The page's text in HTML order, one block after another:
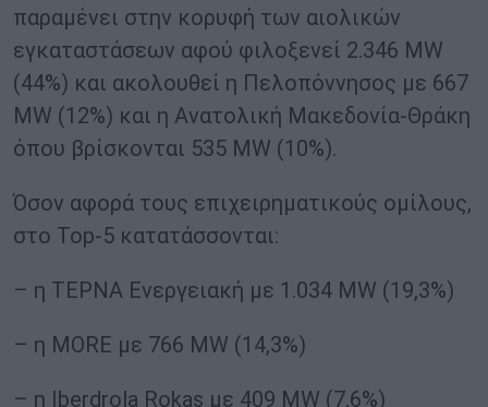
παραμένει στην κορυφή των αιολικών
εγκαταστάσεων αφού φιλοξενεί 2.346 MW
(44%) και ακολουθεί η Πελοπόννησος με 667
ΜW (12%) και η Ανατολική Μακεδονία-Θράκη
όπου βρίσκονται 535 MW (10%).
Όσον αφορά τους επιχειρηματικούς ομίλους,
στο Top-5 κατατάσσονται:
– η ΤΕΡΝΑ Ενεργειακή με 1.034 MW (19,3%)
– η ΜORE με 766 MW (14,3%)
– η Iberdrola Rokas με 409 MW (7,6%)